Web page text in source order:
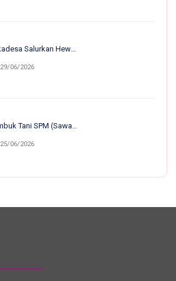
29/06/2026
25/06/2026